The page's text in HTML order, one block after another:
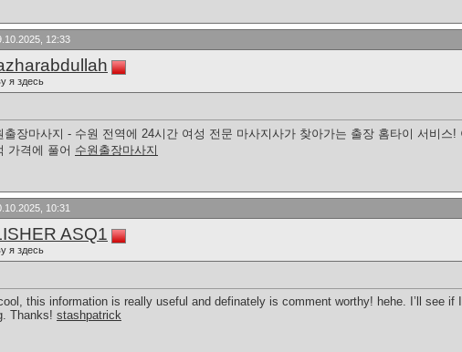
12:33
я здесь
출장마사지 - 수원 전역에 24시간 여성 전문 마사지사가 찾아가는 출장 홈타이 서비
가격에 풀어 수원출장마사지
10:31
ASQ1
я здесь
this information is really useful and definately is comment worthy! hehe. I’ll see
Thanks! stashpatrick